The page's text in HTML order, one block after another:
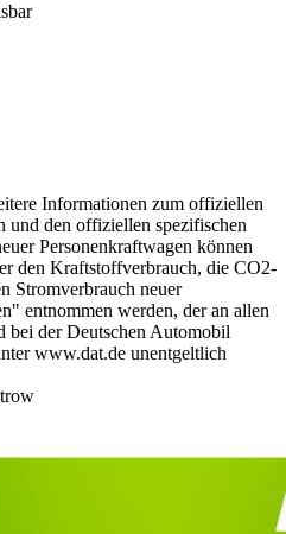
Informationen zum offiziellen
und den offiziellen spezifischen
Personenkraftwagen können
den Kraftstoffverbrauch, die CO2-
Stromverbrauch neuer
entnommen werden, der an allen
bei der Deutschen Automobil
www.dat.de unentgeltlich